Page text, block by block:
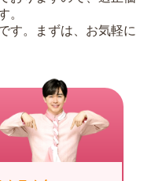
。
す。まずは、お気軽に